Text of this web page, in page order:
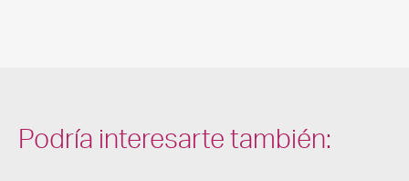
Podría interesarte también: